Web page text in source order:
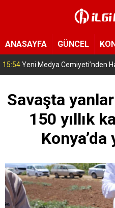
ANASAYFA GÜNCEL
15:39Konya’nın bu ilçesinde sivrisinekler hayatı zehir etti!
Savaşta
150 yıllık
Konya’da